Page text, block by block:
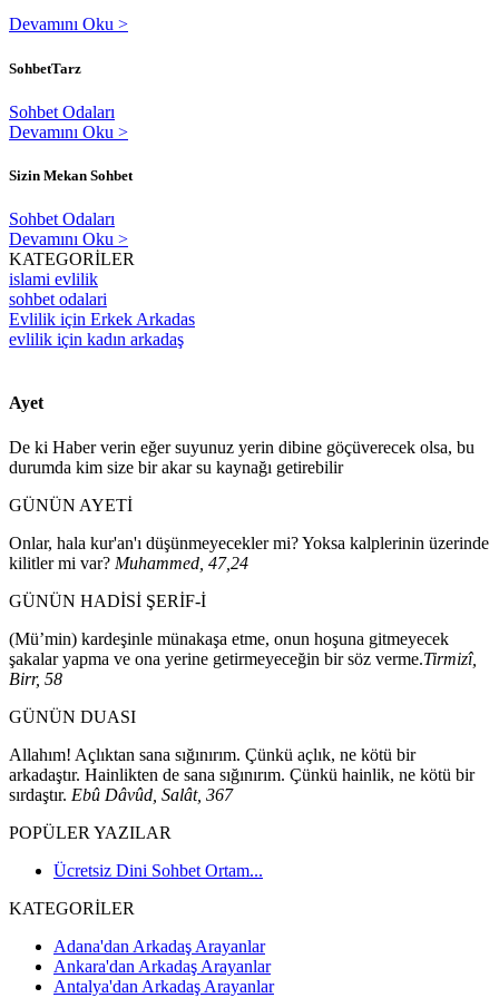
Devamını Oku >
SohbetTarz
Sohbet Odaları
Devamını Oku >
Sizin Mekan Sohbet
Sohbet Odaları
Devamını Oku >
KATEGORİLER
islami evlilik
sohbet odalari
Evlilik için Erkek Arkadas
evlilik için kadın arkadaş
Ayet
De ki Haber verin eğer suyunuz yerin dibine göçüverecek olsa, bu
durumda kim size bir akar su kaynağı getirebilir
GÜNÜN AYETİ
Onlar, hala kur'an'ı düşünmeyecekler mi? Yoksa kalplerinin üzerinde
kilitler mi var? Muhammed, 47,24
GÜNÜN HADİSİ ŞERİF-İ
(Mü’min) kardeşinle münakaşa etme, onun hoşuna gitmeyecek
şakalar yapma ve ona yerine getirmeyeceğin bir söz verme.Tirmizî,
Birr, 58
GÜNÜN DUASI
Allahım! Açlıktan sana sığınırım. Çünkü açlık, ne kötü bir
arkadaştır. Hainlikten de sana sığınırım. Çünkü hainlik, ne kötü bir
sırdaştır. Ebû Dâvûd, Salât, 367
POPÜLER YAZILAR
Ücretsiz Dini Sohbet Ortam...
KATEGORİLER
Adana'dan Arkadaş Arayanlar
Ankara'dan Arkadaş Arayanlar
Antalya'dan Arkadaş Arayanlar